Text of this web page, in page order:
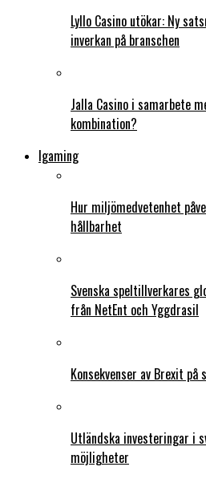
Lyllo Casino utökar: Ny
inverkan på branschen
Jalla Casino i samarbete
kombination?
Igaming
Hur miljömedvetenhet
hållbarhet
Svenska speltillverkares
från NetEnt och Yggdrasil
Konsekvenser av Brexit på
Utländska investeringar i
möjligheter